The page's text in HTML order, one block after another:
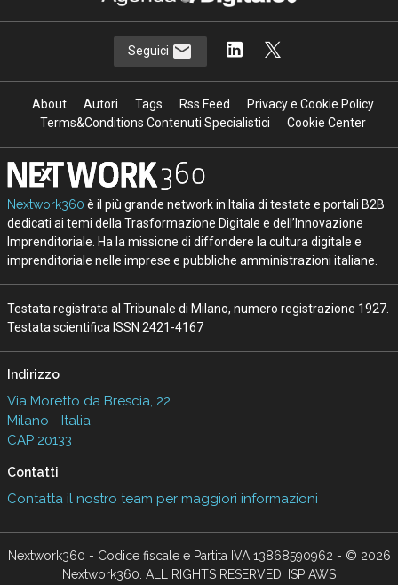
Seguici
About Autori Tags Rss Feed
Privacy e Cookie Policy
Terms&Conditions Contenuti Specialistici
Cookie Center
Nextwork360 è il più grande network in Italia di testate e portali B2B
dedicati ai temi della Trasformazione Digitale e dell’Innovazione
Imprenditoriale. Ha la missione di diffondere la cultura digitale e
imprenditoriale nelle imprese e pubbliche amministrazioni italiane.
Testata registrata al Tribunale di Milano, numero registrazione 1927.
Testata scientifica ISSN 2421-4167
Indirizzo
Via Moretto da Brescia, 22
Milano - Italia
CAP 20133
Contatti
Contatta il nostro team per maggiori informazioni
Nextwork360 - Codice fiscale e Partita IVA 13868590962 - © 2026
Nextwork360. ALL RIGHTS RESERVED. ISP AWS